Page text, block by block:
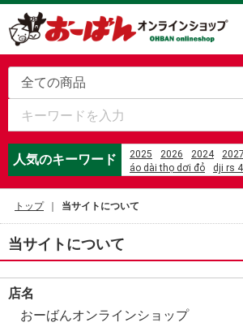
人気のキーワード 2025 2026 2024 2027
áo dài thọ dơi đỏ
dji rs
motor listrik 2%2C2kw b5
トップ 当サイトについて
当サイトについて
店名
おーばんオンラインショップ